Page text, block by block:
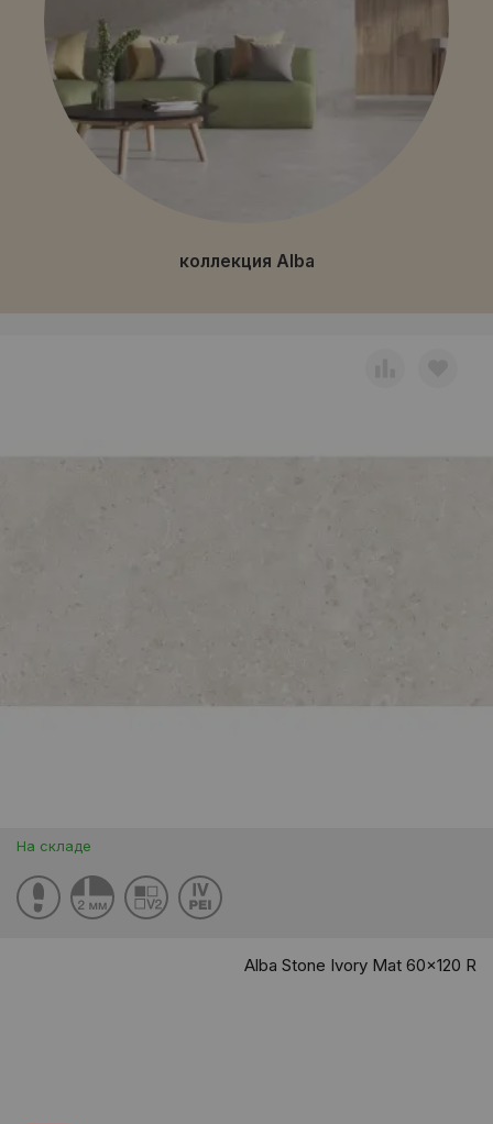
коллекция Alba
На складе
Alba Stone Ivory Mat 60x120 R